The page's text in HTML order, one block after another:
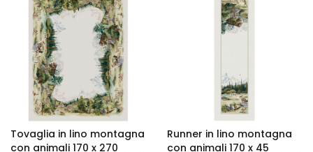
Tovaglia in lino montagna
con animali 170 x 270
Runner in lino montagna
con animali 170 x 45